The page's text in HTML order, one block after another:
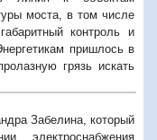
моста, в том числе
контроль и
пришлось в
грязь искать
Забелина, который
электроснабжения